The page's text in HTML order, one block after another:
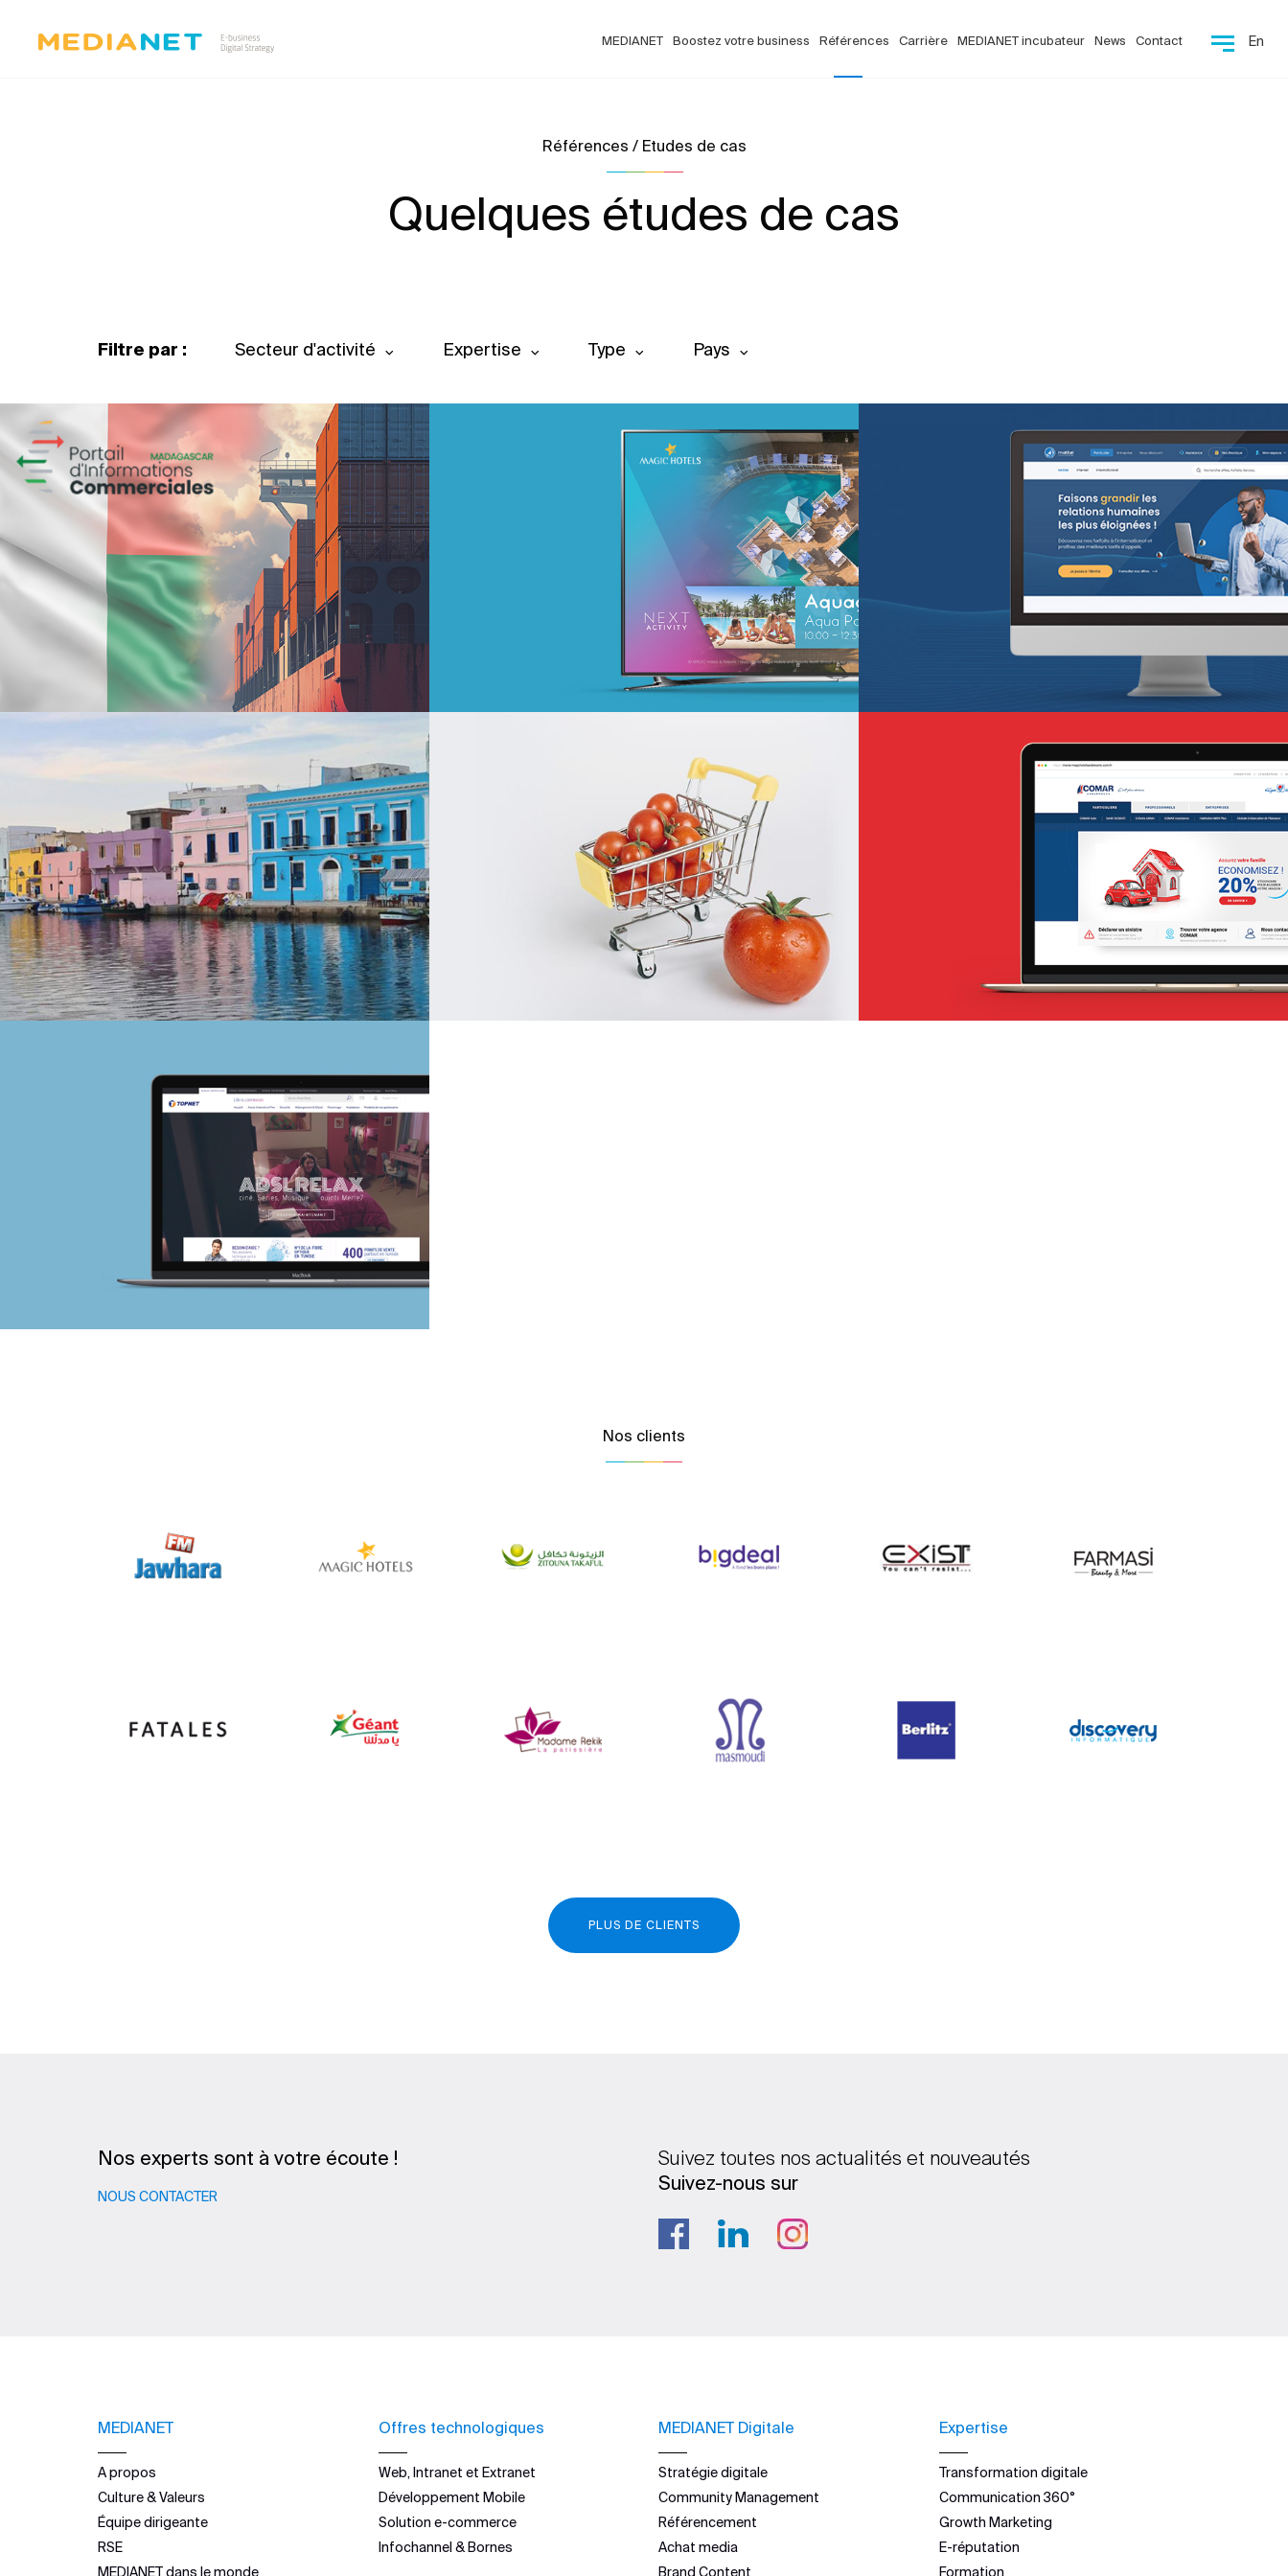
MEDIANET Boostez votre business Références Carrière MEDIANET incubateur News Contact En
Références / Etudes de cas
Quelques études de cas
Filtre par : Secteur d'activité Expertise Type Pays
Magic hôtels
Tourisme
Growth Marketing
Marketing Digital & Com 360°
Plateformes digitales
Stratégie Social Media
Activation digitale & média
Applications Mobiles
Web, Intranet et Extranet
Brand Content
Plateformes digitales
Référencement
Stratégie Social Media
Solution e-commerce
Brand Content
Plateformes digitales
Web, Intranet et Extranet
Nos clients
PLUS DE CLIENTS
Nos experts sont à votre écoute !
NOUS CONTACTER
Suivez toutes nos actualités et nouveautés
Suivez-nous sur
MEDIANET
A propos
Culture & Valeurs
Équipe dirigeante
RSE
MEDIANET dans le monde
Offres technologiques
Web, Intranet et Extranet
Développement Mobile
Solution e-commerce
Infochannel & Bornes
MEDIANET Digitale
Stratégie digitale
Community Management
Référencement
Achat media
Brand Content
Expertise
Transformation digitale
Communication 360°
Growth Marketing
E-réputation
Formation